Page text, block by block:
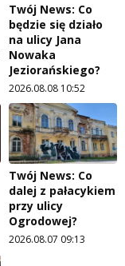
Twój News: Co
będzie się działo
na ulicy Jana
Nowaka
Jeziorańskiego?
2026.08.08 10:52
Twój News: Co
dalej z pałacykiem
przy ulicy
Ogrodowej?
2026.08.07 09:13